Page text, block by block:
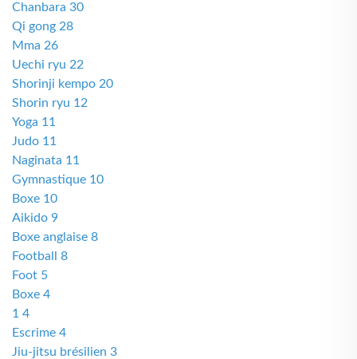
Chanbara 30
Qi gong 28
Mma 26
Uechi ryu 22
Shorinji kempo 20
Shorin ryu 12
Yoga 11
Judo 11
Naginata 11
Gymnastique 10
Boxe 10
Aikido 9
Boxe anglaise 8
Football 8
Foot 5
Boxe 4
1 4
Escrime 4
Jiu-jitsu brésilien 3